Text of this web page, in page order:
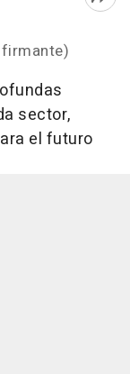
sector,
el futuro